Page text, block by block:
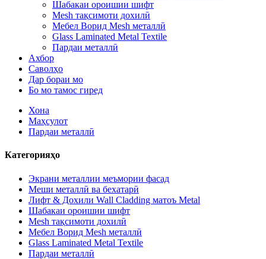
Шабакаи ороишии шифт
Mesh тақсимоти дохилӣ
Мебел Ворид Mesh металлӣ
Glass Laminated Metal Textile
Пардаи металлӣ
Ахбор
Саволҳо
Дар бораи мо
Бо мо тамос гиред
Хона
Маҳсулот
Пардаи металлӣ
Категорияҳо
Экрани металлии меъмории фасад
Меши металлӣ ва бехатарӣ
Лифт & Дохили Wall Cladding матоъ Metal
Шабакаи ороишии шифт
Mesh тақсимоти дохилӣ
Мебел Ворид Mesh металлӣ
Glass Laminated Metal Textile
Пардаи металлӣ